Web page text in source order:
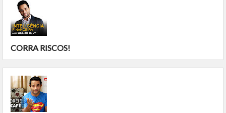
CORRA RISCOS!